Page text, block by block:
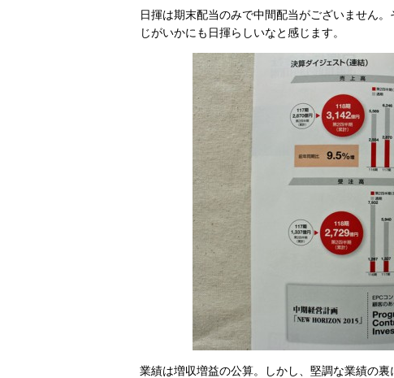
日揮は期末配当のみで中間配当がございません
じがいかにも日揮らしいなと感じます。
業績は増収増益の公算。しかし、堅調な業績の